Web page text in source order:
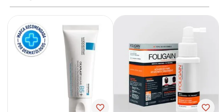
10.pañales